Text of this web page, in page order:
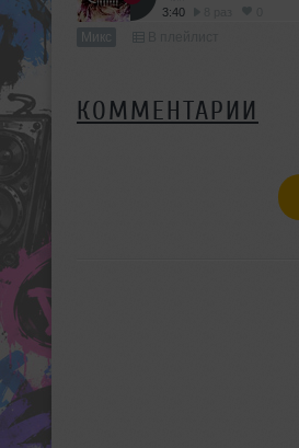
3:40
Микс
КОММЕНТАРИИ